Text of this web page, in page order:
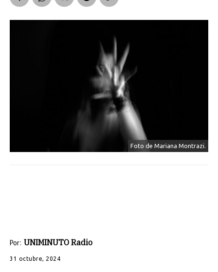
Foto de Mariana Montrazi.
Por: UNIMINUTO Radio
31 octubre, 2024